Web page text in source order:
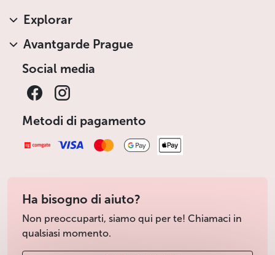
Explorar
Avantgarde Prague
Social media
Metodi di pagamento
Ha bisogno di aiuto?
Non preoccuparti, siamo qui per te! Chiamaci in
qualsiasi momento.